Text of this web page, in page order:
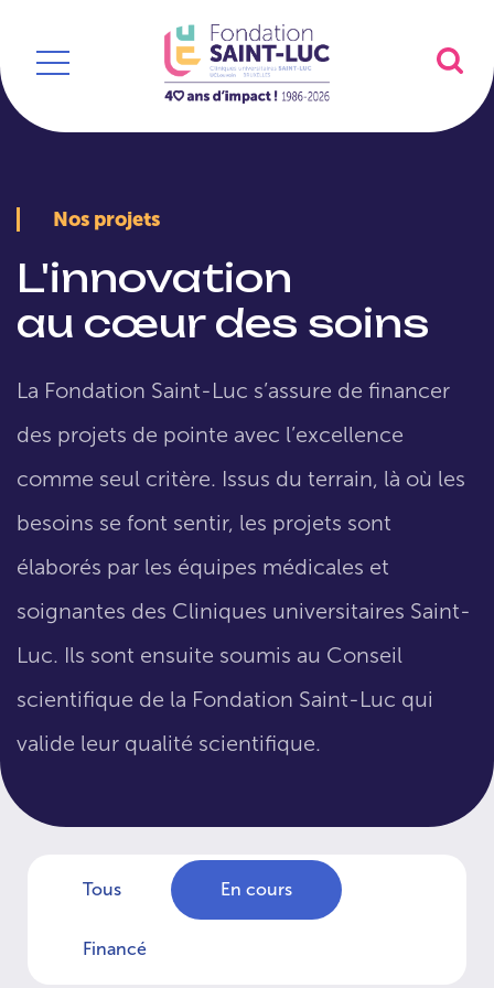
Nos projets
L'innovation
au cœur des soins
La Fondation Saint-Luc s’assure de financer
des projets de pointe avec l’excellence
comme seul critère. Issus du terrain, là où les
besoins se font sentir, les projets sont
élaborés par les équipes médicales et
soignantes des Cliniques universitaires Saint-
Luc. Ils sont ensuite soumis au Conseil
scientifique de la Fondation Saint-Luc qui
valide leur qualité scientifique.
Tous En cours
Financé